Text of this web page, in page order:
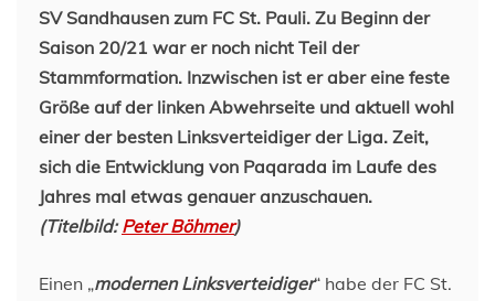
SV Sandhausen zum FC St. Pauli. Zu Beginn der
Saison 20/21 war er noch nicht Teil der
Stammformation. Inzwischen ist er aber eine feste
Größe auf der linken Abwehrseite und aktuell wohl
einer der besten Linksverteidiger der Liga. Zeit,
sich die Entwicklung von Paqarada im Laufe des
Jahres mal etwas genauer anzuschauen.
(Titelbild:Peter Böhmer)
Einen „modernen Linksverteidiger“ habe der FC St.